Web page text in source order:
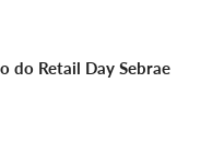
do Retail Day Sebrae